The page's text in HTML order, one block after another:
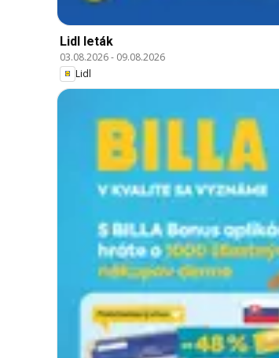
Lidl leták
03.08.2026- 09.08.2026
Lidl